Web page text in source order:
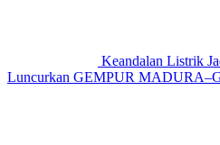
Keandalan Listrik
Luncurkan GEMPUR